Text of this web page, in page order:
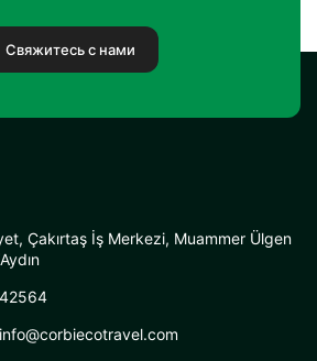
Свяжитесь с нами
Çakırtaş İş Merkezi, Muammer Ülgen
info@corbiecotravel.com